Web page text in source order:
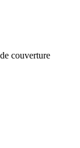
couverture